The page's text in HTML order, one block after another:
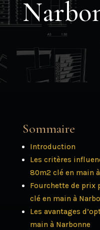
Sommaire
Introduction
Les critères
80m2 clé en main
Fourchette de prix
clé en main à
Les avantages
main à Narbonne